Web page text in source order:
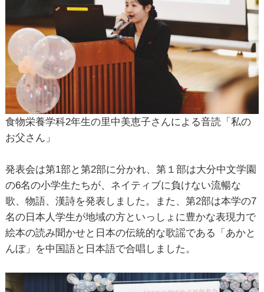
食物栄養学科2年生の里中美恵子さんによる音読「私の
お父さん」
発表会は第1部と第2部に分かれ、第１部は大分中文学園
の6名の小学生たちが、ネイティブに負けない流暢な
歌、物語、漢詩を発表しました。また、第2部は本学の7
名の日本人学生が地域の方といっしょに豊かな表現力で
絵本の読み聞かせと日本の伝統的な歌謡である「あかと
んぼ」を中国語と日本語で合唱しました。